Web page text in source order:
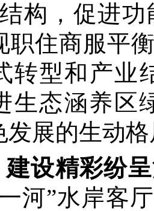
构，促进
职住商服平
转型和产业
生态涵养区
发展的生动
建设精彩纷
河”水岸客